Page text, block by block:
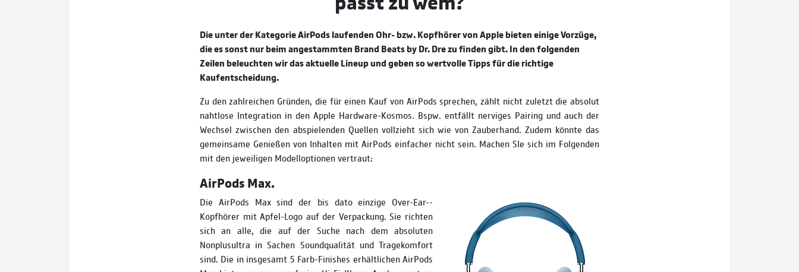
Die unter der Kategorie AirPods laufenden Ohr-­ bzw. Kopfhörer von Apple bieten einige Vorzüge,
die es sonst nur beim angestammten Brand Beats by Dr. Dre zu finden gibt. In den folgenden
Zeilen beleuchten wir das aktuelle Lineup und geben so wertvolle Tipps für die richtige
Kaufentscheidung.
Zu den zahlreichen Gründen, die für einen Kauf von AirPods sprechen, zählt nicht zuletzt die absolut
nahtlose Integration in den Apple Hardware­-Kosmos. Bspw. entfällt nerviges Pairing und auch der
Wechsel zwischen den abspielenden Quellen vollzieht sich wie von Zauberhand. Zudem könnte das
gemeinsame Genießen von Inhalten mit AirPods einfacher nicht sein. Machen SIe sich im Folgenden
mit den jeweiligen Modelloptionen vertraut:
AirPods Max.
Die AirPods Max sind der bis dato einzige Over­-Ear-­
Kopfhörer mit Apfel-Logo auf der Verpackung. Sie richten
sich an alle, die auf der Suche nach dem absoluten
Nonplusultra in Sachen Soundqualität und Tragekomfort
sind. Die in insgesamt 5 Farb-Finishes erhältlichen AirPods